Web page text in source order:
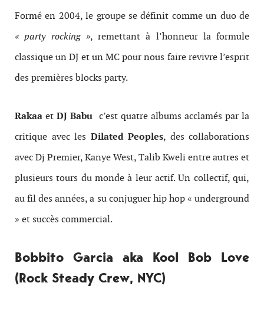
Formé en 2004, le groupe se définit comme un duo de
« party rocking », remettant à l’honneur la formule
classique un DJ et un MC pour nous faire revivre l’esprit
des premières blocks party.
Rakaa etDJ Babu c’est quatre albums acclamés par la
critique avec les Dilated Peoples, des collaborations
avec Dj Premier, Kanye West, Talib Kweli entre autres et
plusieurs tours du monde à leur actif. Un collectif, qui,
au fil des années, a su conjuguer hip hop « underground
» et succès commercial.
Bobbito Garcia aka Kool Bob Love
(Rock Steady Crew, NYC)